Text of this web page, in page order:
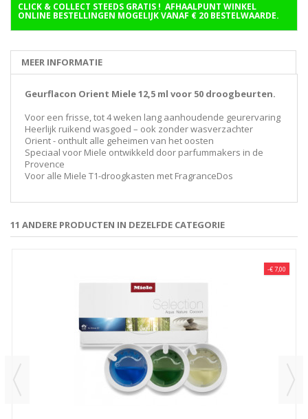
CLICK & COLLECT STEEDS GRATIS ! AFHAALPUNT WINKEL
ONLINE BESTELLINGEN MOGELIJK VANAF € 20 BESTELWAARDE.
MEER INFORMATIE
Geurflacon Orient Miele 12,5 ml voor 50 droogbeurten.
Voor een frisse, tot 4 weken lang aanhoudende geurervaring
Heerlijk ruikend wasgoed – ook zonder wasverzachter
Orient - onthult alle geheimen van het oosten
Speciaal voor Miele ontwikkeld door parfummakers in de
Provence
Voor alle Miele T1-droogkasten met FragranceDos
11 ANDERE PRODUCTEN IN DEZELFDE CATEGORIE
-€ 7,00